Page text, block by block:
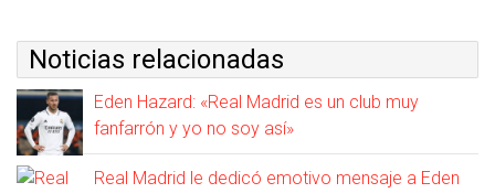
Noticias relacionadas
Eden Hazard: «Real Madrid es un club muy
fanfarrón y yo no soy así»
Real Madrid le dedicó emotivo mensaje a Eden